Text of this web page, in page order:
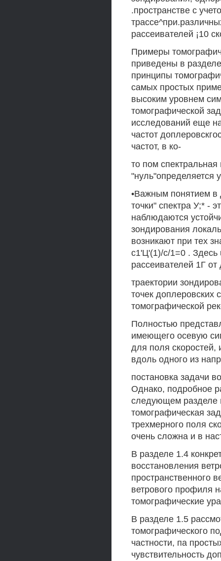
.пространстве с
рассеивателей ¡10
Примеры
приведены в
принципы
самых простых
высоким уровнем
томографической
исследований еще
частот
частот, в ко-
то пом спектральная
"нуль"определяется
•Важным понятием в
точки" спектра У;* -
наблюдаются
зондирования
возникают при тех
с1'Ц'(1)/с/1=0 . Здесь
рассеивателей 1Г
траектории
точек доплеровских
томографической
Полностью
имеющего осевую
для поля скоростей,
вдоль одного из
постановка задачи
Однако, подробное
следующем разделе
томографическая
трехмерного поля
очень сложна и в
В разделе 1.4
восстановления
пространственного
ветрового профиля
томографические
В разделе 1.5
томографического
частности, па
чувствительность